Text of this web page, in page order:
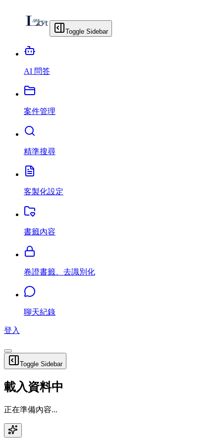
Toggle Sidebar
AI 問答
案件管理
精準搜尋
客製化設定
書籤內容
卷證書籤、去識別化
聊天紀錄
登入
Toggle Sidebar
載入資料中
正在準備內容...